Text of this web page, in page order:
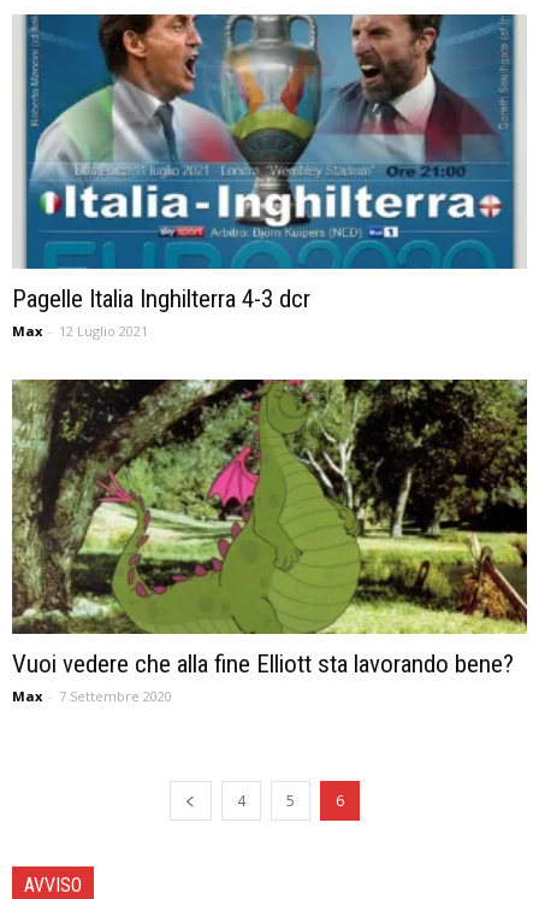
Pagelle Italia Inghilterra 4-3 dcr
Max - 12 Luglio 2021
Vuoi vedere che alla fine Elliott sta lavorando bene?
Max - 7 Settembre 2020
4 5 6
AVVISO